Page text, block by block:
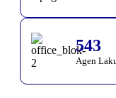
543
Agen